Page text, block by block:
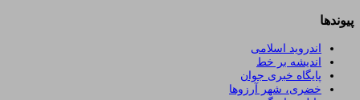
پیوندها
اندروید اسلامی
اندیشه بر خط
پایگاه خبری جوان
خضری، شهر آرزوها